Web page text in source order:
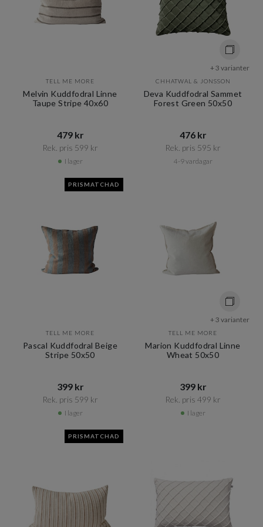
TELL ME MORE
Melvin Kuddfodral Linne
Taupe Stripe 40x60
479 kr​​
Rek. pris 599 kr​​
I lager
+ 3 varianter
CHHATWAL & JONSSON
Deva Kuddfodral Sammet
Forest Green 50x50
476 kr​​
Rek. pris 595 kr​​
4-9 vardagar
PRISMATCHAD
TELL ME MORE
Pascal Kuddfodral Beige
Stripe 50x50
399 kr​​
Rek. pris 599 kr​​
I lager
+ 3 varianter
TELL ME MORE
Marion Kuddfodral Linne
Wheat 50x50
399 kr​​
Rek. pris 499 kr​​
I lager
PRISMATCHAD